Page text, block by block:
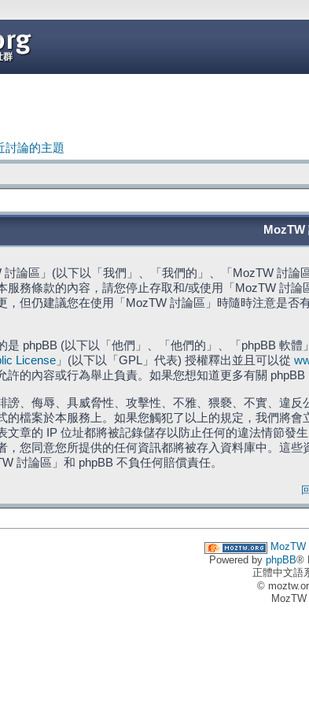
討論的主題
MozTW
論區」(以下以「我們」、「我們的」、「MozTW 討
服務條款的內容，請您停止存取和/或使用「MozTW 討
，但仍建議您在使用「MozTW 討論區」時隨時注意是
是 phpBB (以下以「他們」、「他們的」、「phpBB 軟
License」(以下以「GPL」代表) 授權釋出並且可以從
許的內容或行為舉止負責。如果您想知道更多有關 phpBB
謗、侮辱、具威脅性、攻擊性、不雅、猥褻、不實、違
的檔案於本服務上。如果您觸犯了以上的規定，我們將
文章的 IP 位址都將被記錄儲存以防止任何的違法情節發
，您同意您所提供的任何資訊都將被存入資料庫中。這
討論區」和 phpBB 不負任何賠償責任。
MozTW
Powered by phpBB®
正體中文語
©